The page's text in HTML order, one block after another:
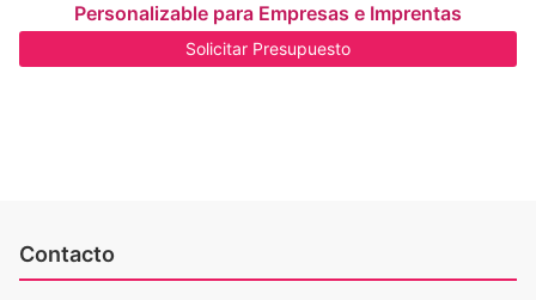
Personalizable para Empresas e Imprentas
Solicitar Presupuesto
Contacto